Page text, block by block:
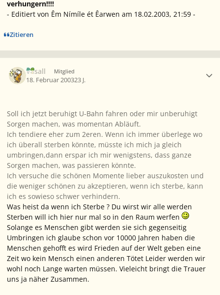
verhungern!!!!
- Editiert von Êm Nímíle ét Êarwen am 18.02.2003, 21:59 -
Zitieren
Vasall Mitglied
18. Februar 200323 J.
Soll ich jetzt beruhigt U-Bahn fahren oder mir unberuhigt
Sorgen machen, was momentan Abläuft.
Ich tendiere eher zum 2eren. Wenn ich immer überlege wo
ich überall sterben könnte, müsste ich mich ja gleich
umbringen,dann erspar ich mir wenigstens, dass ganze
Sorgen machen, was passieren könnte.
Ich versuche die schönen Momente lieber auszukosten und
die weniger schönen zu akzeptieren, wenn ich sterbe, kann
ich es sowieso schwer verhindern.
Was heist da wenn ich Sterbe ? Du wirst wir alle werden
Sterben will ich hier nur mal so in den Raum werfen
Solange es Menschen gibt werden sie sich gegenseitig
Umbringen ich glaube schon vor 10000 Jahren haben die
Menschen gehofft es wird Frieden auf der Welt geben eine
Zeit wo kein Mensch einen anderen Tötet Leider werden wir
wohl noch Lange warten müssen. Vieleicht bringt die Trauer
uns ja näher Zusammen.